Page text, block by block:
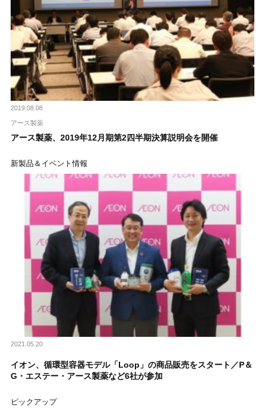
2019.08.08
アース製薬
アース製薬、2019年12月期第2四半期決算説明会を開催
新製品＆イベント情報
2021.05.20
イオン、循環型容器モデル「Loop」の商品販売をスタート／P＆
G・エステー・アース製薬など6社が参加
ピックアップ